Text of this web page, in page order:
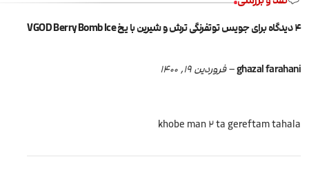
4 دیدگاه برای جویس توتفرنگی ترش و شیرین با یخ VGOD Berry Bomb Ice
ghazal farahani
–فروردین 19, 1400
khobe man 2 ta gereftam tahala